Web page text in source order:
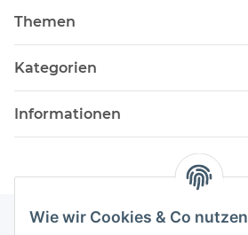
Themen
Kategorien
Informationen
Wie wir Cookies & Co nutzen